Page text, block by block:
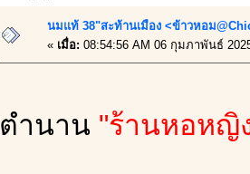
นมแท้ 38"สะท้านเมือง <ข้าวหอม
« เมื่อ: 08:54:56 AM 06 กุมภาพันธ์
ตำนาน "ร้านหอหญิ